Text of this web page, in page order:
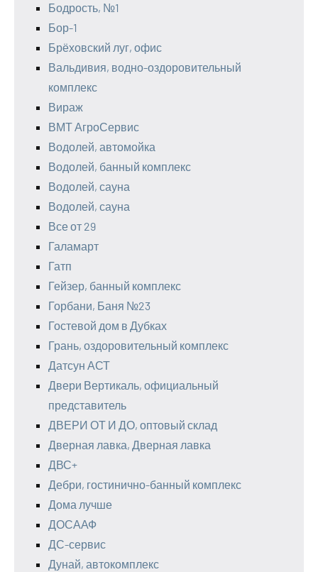
Бодрость, №1
Бор-1
Брёховский луг, офис
Вальдивия, водно-оздоровительный
комплекс
Вираж
ВМТ АгроСервис
Водолей, автомойка
Водолей, банный комплекс
Водолей, сауна
Водолей, сауна
Все от 29
Галамарт
Гатп
Гейзер, банный комплекс
Горбани, Баня №23
Гостевой дом в Дубках
Грань, оздоровительный комплекс
Датсун АСТ
Двери Вертикаль, официальный
представитель
ДВЕРИ ОТ И ДО, оптовый склад
Дверная лавка, Дверная лавка
ДВС+
Дебри, гостинично-банный комплекс
Дома лучше
ДОСААФ
ДС-сервис
Дунай, автокомплекс